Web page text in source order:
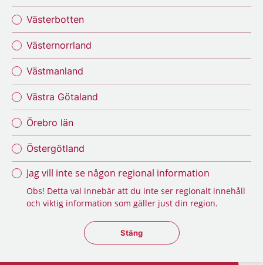
Västerbotten
Västernorrland
Västmanland
Västra Götaland
Örebro län
Östergötland
Jag vill inte se någon regional information
Obs! Detta val innebär att du inte ser regionalt innehåll
och viktig information som gäller just din region.
Stäng regionsväljaren
Stäng